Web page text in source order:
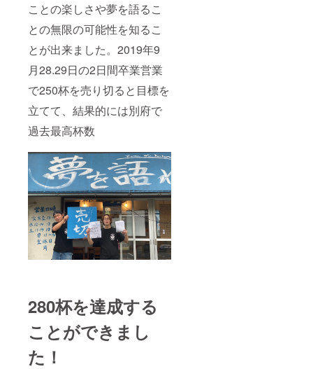
ことの楽しさや夢を語るこ
との無限の可能性を知るこ
とが出来ました。2019年9
月28.29日の2日間卒業営業
で250杯を売り切ると目標を
立てて、結果的には別府で
過去最高杯数
280杯を達成する
ことができまし
た！